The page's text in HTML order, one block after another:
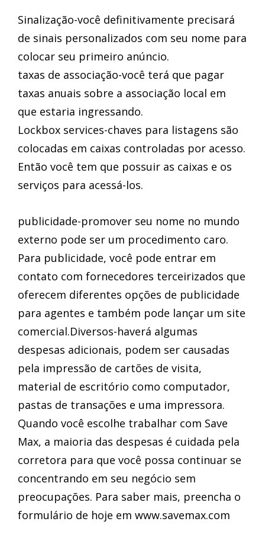
Sinalização-você definitivamente precisará
de sinais personalizados com seu nome para
colocar seu primeiro anúncio.
taxas de associação-você terá que pagar
taxas anuais sobre a associação local em
que estaria ingressando.
Lockbox services-chaves para listagens são
colocadas em caixas controladas por acesso.
Então você tem que possuir as caixas e os
serviços para acessá-los.
publicidade-promover seu nome no mundo
externo pode ser um procedimento caro.
Para publicidade, você pode entrar em
contato com fornecedores terceirizados que
oferecem diferentes opções de publicidade
para agentes e também pode lançar um site
comercial.Diversos-haverá algumas
despesas adicionais, podem ser causadas
pela impressão de cartões de visita,
material de escritório como computador,
pastas de transações e uma impressora.
Quando você escolhe trabalhar com Save
Max, a maioria das despesas é cuidada pela
corretora para que você possa continuar se
concentrando em seu negócio sem
preocupações. Para saber mais, preencha o
formulário de hoje em www.savemax.com